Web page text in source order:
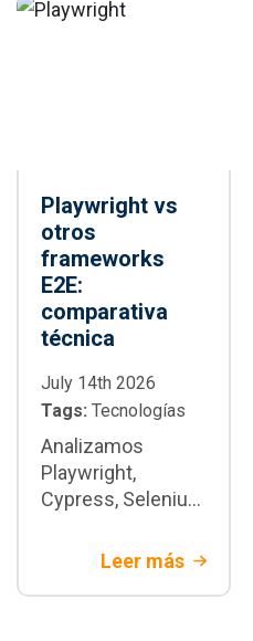
cada framework
Playwright vs
otros
frameworks
E2E:
comparativa
técnica
July 14th 2026
Tags: Tecnologías
Analizamos
Playwright,
Cypress, Selenium
criterios técnicos
Descubre cuándo
Leer más